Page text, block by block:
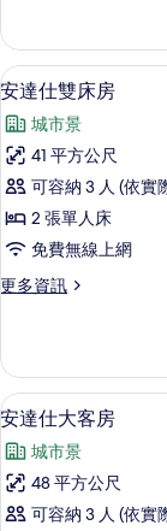
所
有
相
片
仕
大
床
房
的
詳
顯
示
安
達
仕
雙
床
房
所
有
相
片
6
安達仕雙床房
城市景
41 平方公尺
可容納 3 人 (依實
2 張單人床
免費無線上網
更多資訊
更
仕
雙
床
房
的
詳
顯
示
安
達
5
安達仕大客房
城市景
48 平方公尺
可容納 3 人 (依實